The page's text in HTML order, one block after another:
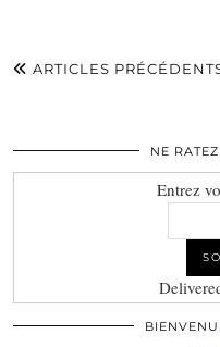
ARTICLES
NE
Entrez